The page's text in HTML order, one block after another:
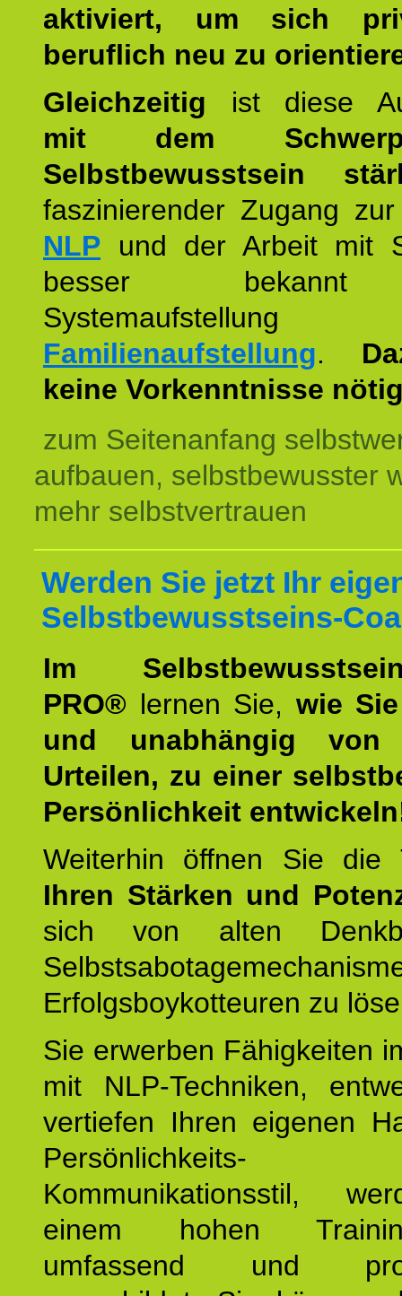
aktiviert, um sich
beruflich neu zu
Gleichzeitig ist diese
mit dem
Selbstbewusstsein
faszinierender Zugang
NLP und der Arbeit mit
besser
Familienaufstellung.
keine Vorkenntnisse
zum Seitenanfang
aufbauen, selbstbewusster
mehr selbstvertrauen
Werden Sie jetzt Ihr
Selbstbewusstseins-
Im
PRO® lernen Sie, wie
und unabhängig von
Urteilen, zu einer
Persönlichkeit
Weiterhin öffnen Sie
Ihren Stärken und
sich von alten
Erfolgsboykotteuren zu
Sie erwerben Fähigkeiten
mit NLP-Techniken,
vertiefen Ihren eigenen
Kommunikationsstil,
einem hohen
umfassend und